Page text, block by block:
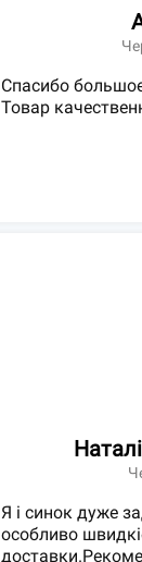
Спасибо
Товар
Я і синок дуже
особливо